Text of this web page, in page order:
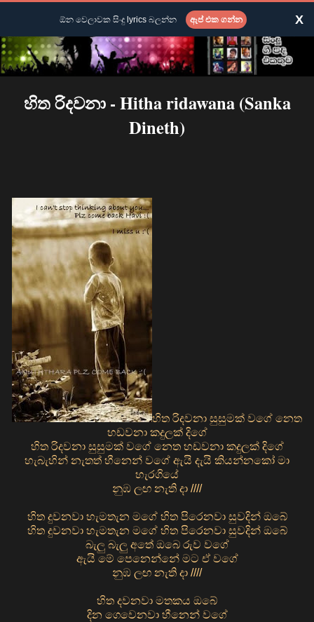
හිත රිදවනා - Hitha ridawana (Sanka
Dineth)
හිත රිදවනා සුසුමක් වගේ නෙත
හඩවනා කදුලක් දිගේ
හිත රිදවනා සුසුමක් වගේ නෙත හඩවනා කදුලක් දිගේ
හැබැහින් නැතත් හීනෙන් වගේ ඇයි දැයි කියන්නකෝ මා
හැරගියේ
නුඹ ලඟ නැති දා ////
හිත දුවනවා හැමතැන මගේ හිත පිරෙනවා සුවදින් ඔබේ
හිත දුවනවා හැමතැන මගේ හිත පිරෙනවා සුවදින් ඔබේ
බැලු බැලු අතේ ඔබෙ රුව වගේ
ඇයි මේ පෙනෙන්නේ මට ඒ වගේ
නුඹ ලඟ නැති දා ////
හිත දවනවා මතකය ඔබේ
දින ගෙවෙනවා හීනෙන් වගේ
ඕන වෙලාවක සිංදු lyrics බලන්න ඇප් එක ගන්න X